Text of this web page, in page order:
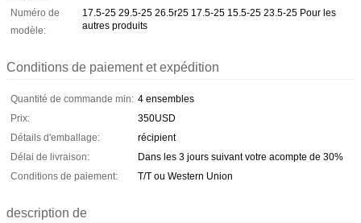
Numéro de
modèle:
17.5-25 29.5-25 26.5r25 17.5-25 15.5-25 23.5-25 Pour les
autres produits
Conditions de paiement et expédition
Quantité de commande min: 4 ensembles
Prix:
350USD
Détails d'emballage:
récipient
Délai de livraison:
Dans les 3 jours suivant votre acompte de 30%
Conditions de paiement:
T/T ou Western Union
description de